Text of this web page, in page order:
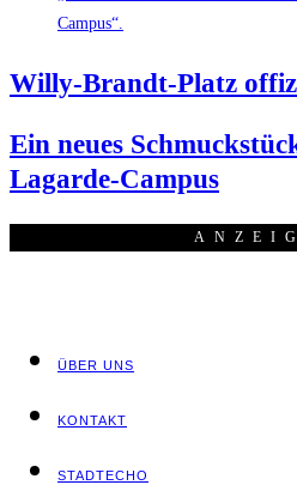
Wil­ly-Brandt-Platz
Ein neu­es
Lagarde-Campus
ÜBER UNS
KON­TAKT
STADT­ECHO